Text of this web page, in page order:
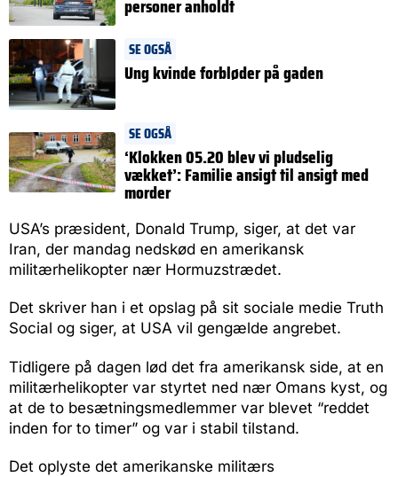
personer anholdt
SE OGSÅ
Ung kvinde forbløder på gaden
SE OGSÅ
‘Klokken 05.20 blev vi pludselig
vækket’: Familie ansigt til ansigt med
morder
USA’s præsident, Donald Trump, siger, at det var
Iran, der mandag nedskød en amerikansk
militærhelikopter nær Hormuzstrædet.
Det skriver han i et opslag på sit sociale medie Truth
Social og siger, at USA vil gengælde angrebet.
Tidligere på dagen lød det fra amerikansk side, at en
militærhelikopter var styrtet ned nær Omans kyst, og
at de to besætningsmedlemmer var blevet “reddet
inden for to timer” og var i stabil tilstand.
Det oplyste det amerikanske militærs